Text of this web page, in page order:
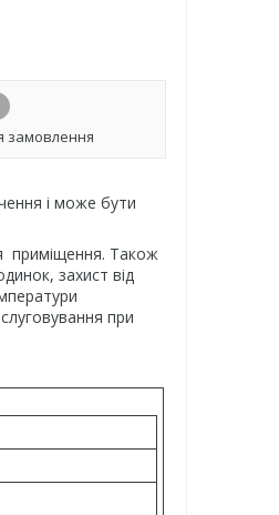
замовлення
і може бути
приміщення. Також
захист від
при